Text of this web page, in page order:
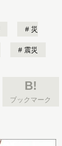
災
震災
B!
ブックマーク